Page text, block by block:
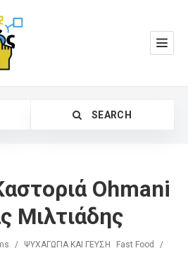
SEARCH
Ohmani
Μιλτιάδης
/ ΨΥΧΑΓΩΓΙΑ ΚΑΙ ΓΕΥΣΗ Fast Food
/